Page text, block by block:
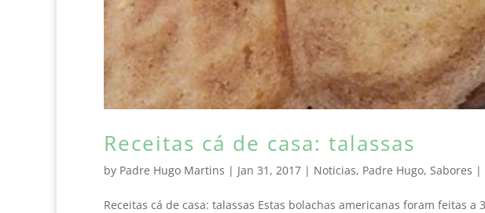
Receitas cá de casa: talassas
by Padre Hugo Martins | Jan 31, 2017 | Noticias, Padre Hugo, Sabores |
Receitas cá de casa: talassas Estas bolachas americanas foram feitas